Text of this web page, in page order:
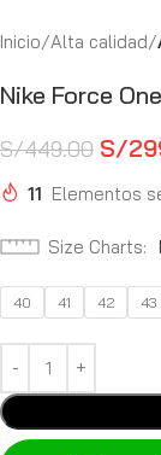
Inicio Alta calidad
Nike Force
S/449.00 S/
11 Elementos
Size Charts
40 41 42 43